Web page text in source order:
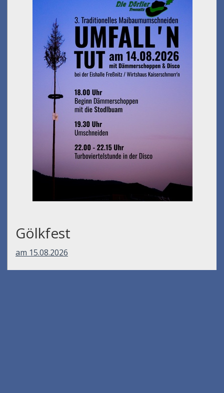
Gölkfest
am 15.08.2026